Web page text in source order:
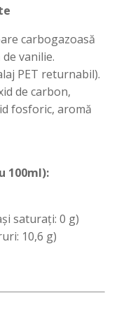
carbogazoasă
vanilie.
PET returnabil).
de carbon,
fosforic, aromă
100ml):
saturați: 0 g)
10,6 g)